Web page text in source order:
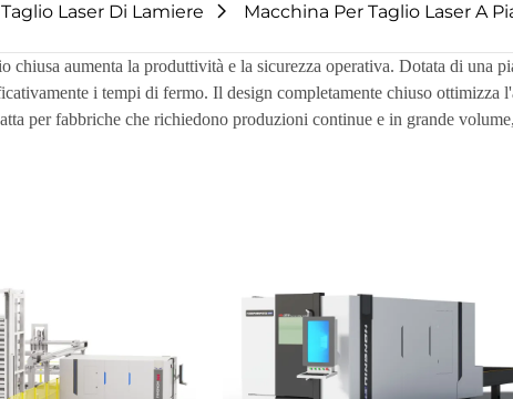
Laser Di Lamiere Macchina Per Taglio Laser A
aumenta la produttività e la sicurezza operativa. Dotata di una
i tempi di fermo. Il design completamente chiuso ottimizza
per fabbriche che richiedono produzioni continue e in grande